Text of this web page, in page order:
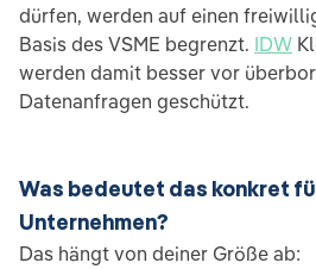
dürfen, werden auf einen
Basis des VSME begrenzt. IDW
werden damit besser vor
Datenanfragen geschützt.
Was bedeutet das konkret
Unternehmen?
Das hängt von deiner Größe ab: